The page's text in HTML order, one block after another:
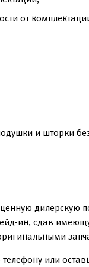
от
и шторки
дилерскую
ин, сдав
или